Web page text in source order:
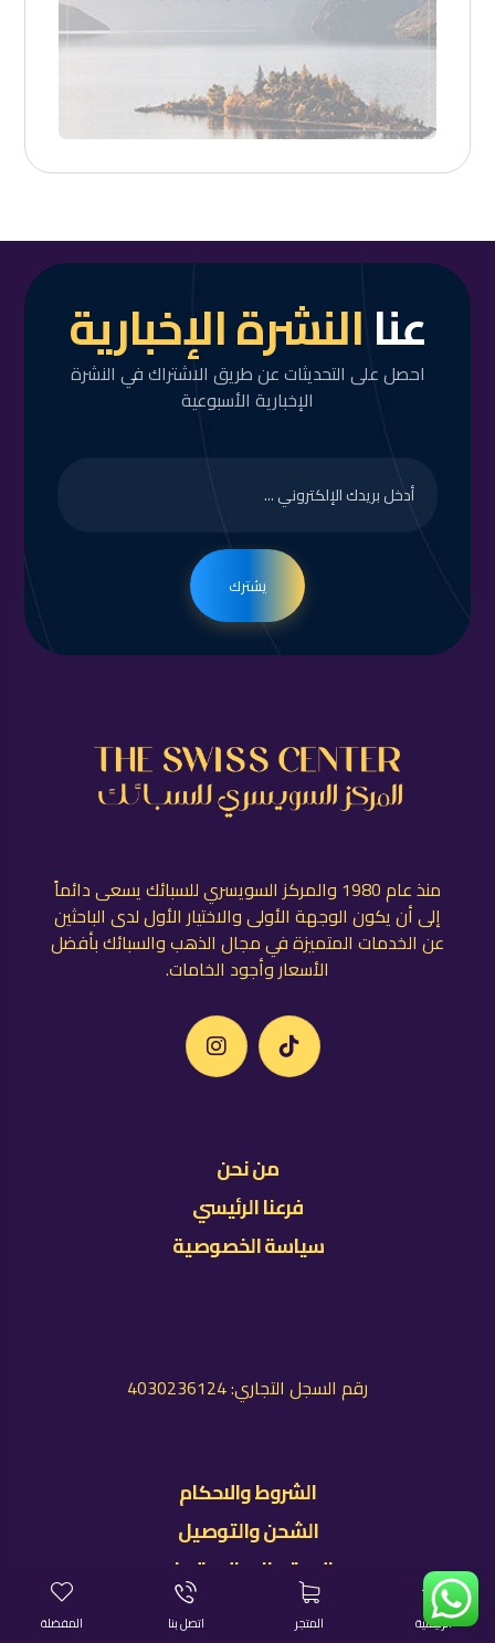
عناالنشرة الإخبارية
احصل على التحديثات عن طريق الاشتراك في النشرة
الإخبارية الأسبوعية
يشترك
منذ عام 1980 والمركز السويسري للسبائك يسعى دائماً
إلى أن يكون الوجهة الأولى والاختيار الأول لدى الباحثين
عن الخدمات المتميزة في مجال الذهب والسبائك بأفضل
الأسعار وأجود الخامات.
من نحن
فرعنا الرئيسي
سياسة الخصوصية
رقم السجل التجاري: 4030236124
الشروط والاحكام
الشحن والتوصيل
الاستبدال والاسترجاع
الرئيسية المتجر اتصل بنا المفضلة